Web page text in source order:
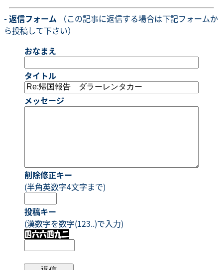
- 返信フォーム （この記事に返信する場合は下記フォームか
ら投稿して下さい）
おなまえ
タイトル
メッセージ
削除修正キー
(半角英数字4文字まで)
投稿キー
(漢数字を数字(123..)で入力)